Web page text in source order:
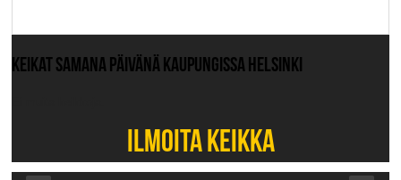
KEIKAT SAMANA PÄIVÄNÄ KAUPUNGISSA HELSINKI
ILMOITA KEIKKA